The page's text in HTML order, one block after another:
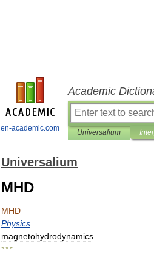
en-academic.com
Academic
Universalium
Universalium
MHD
MHD
Physics
magnetohydrodynamics
* * *